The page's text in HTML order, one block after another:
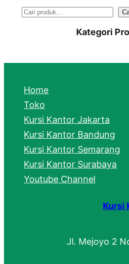
S
r
h
Kategori
Home
Toko
Kursi Kantor Jakarta
Kursi Kantor Bandung
Kursi Kantor Semarang
Kursi Kantor Surabaya
Youtube Channel
Kursi
Jl. Mejoyo 2